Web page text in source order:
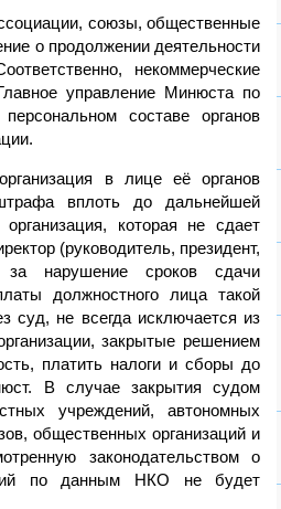
союзы, общественные
о продолжении деятельности
некоммерческие
управление Минюста по
составе органов
в лице её органов
вплоть до дальнейшей
которая не сдает
(руководитель, президент,
за нарушение сроков сдачи
должностного лица такой
суд, не всегда исключается из
закрытые решением
платить налоги и сборы до
В случае закрытия судом
учреждений, автономных
общественных организаций и
законодательством о
по данным НКО не будет